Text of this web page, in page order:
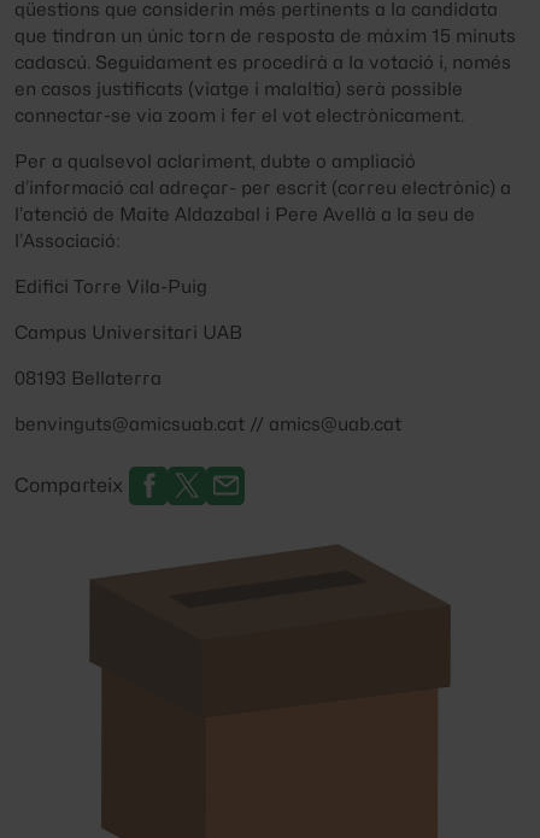
qüestions que considerin més pertinents a la candidata
que tindran un únic torn de resposta de màxim 15 minuts
cadascú. Seguidament es procedirà a la votació i, només
en casos justificats (viatge i malaltia) serà possible
connectar-se via zoom i fer el vot electrònicament.
Per a qualsevol aclariment, dubte o ampliació
d’informació cal adreçar- per escrit (correu electrònic) a
l’atenció de Maite Aldazabal i Pere Avellà a la seu de
l’Associació:
Edifici Torre Vila-Puig
Campus Universitari UAB
08193 Bellaterra
benvinguts@amicsuab.cat // amics@uab.cat
Comparteix